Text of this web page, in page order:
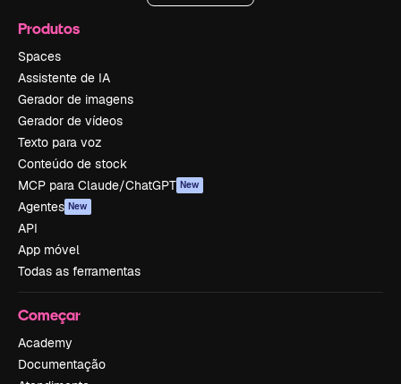
Produtos
Spaces
Assistente de IA
Gerador de imagens
Gerador de vídeos
Texto para voz
Conteúdo de stock
MCP para Claude/ChatGPT New
Agentes New
API
App móvel
Todas as ferramentas
Começar
Academy
Documentação